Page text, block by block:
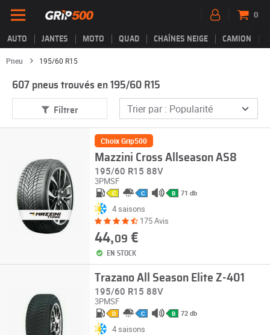
AUTO JANTES MOTO QUAD CHAÎNES NEIGE CAMION
0
Pneu 195/60 R15
607 pneus trouvés en 195/60 R15
Filtrer
Choix Grip500
Mazzini Cross Allseason AS8
195/60 R15 88V
3PMSF
C C B 71 db
4 saisons
175 Avis
44,09 €
EN STOCK
Trazano All Season Elite Z-401
195/60 R15 88V
3PMSF
D C B 72 db
4 saisons